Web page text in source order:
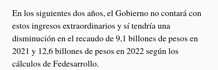
En los siguientes dos años, el Gobierno no contará con
estos ingresos extraordinarios y sí tendría una
disminución en el recaudo de 9,1 billones de pesos en
2021 y 12,6 billones de pesos en 2022 según los
cálculos de Fedesarrollo.